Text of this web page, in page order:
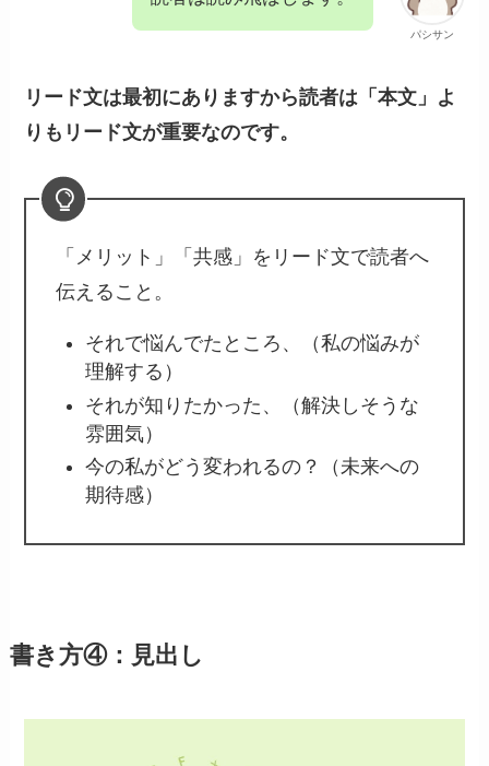
パシサン
リード文は最初にありますから読者は「本文」よ
りもリード文が重要なのです。
「メリット」「共感」をリード文で読者へ
伝えること。
それで悩んでたところ、（私の悩みが
理解する）
それが知りたかった、（解決しそうな
雰囲気）
今の私がどう変われるの？（未来への
期待感）
書き方④：見出し